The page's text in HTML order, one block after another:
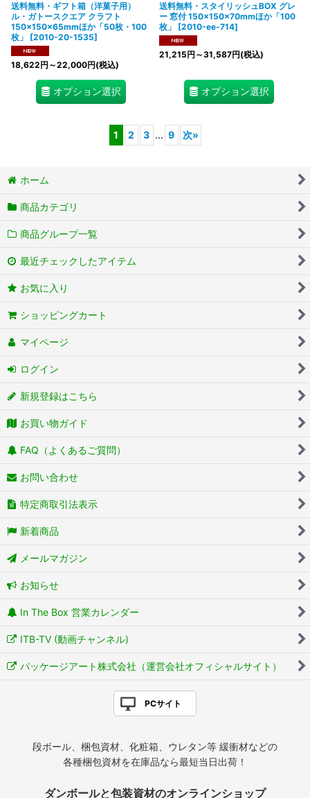
送料無料・ギフト箱（洋菓子用）
ル・ガトースクエア クラフト
150×150×65mmほか「50枚・100
枚」
[2010-20-1535]
18,622円 ～22,000円(税込)
オプション選択
送料無料・スタイリッシュBOX グレ
ー 窓付 150×150×70mmほか「100
枚」
[2010-ee-714]
21,215円 ～31,587円(税込)
オプション選択
1 2 3 ... 9 次»
ホーム
商品カテゴリ
商品グループ一覧
最近チェックしたアイテム
お気に入り
ショッピングカート
マイページ
ログイン
新規登録はこちら
お買い物ガイド
FAQ（よくあるご質問）
お問い合わせ
特定商取引法表示
新着商品
メールマガジン
お知らせ
In The Box 営業カレンダー
ITB-TV (動画チャンネル)
パッケージアート株式会社（運営会社オフィシャルサイト）
PCサイト
段ボール、梱包資材、化粧箱、ウレタン等 緩衝材などの
各種梱包資材を在庫品なら最短当日出荷！
ダンボールと包装資材のオンラインショップ